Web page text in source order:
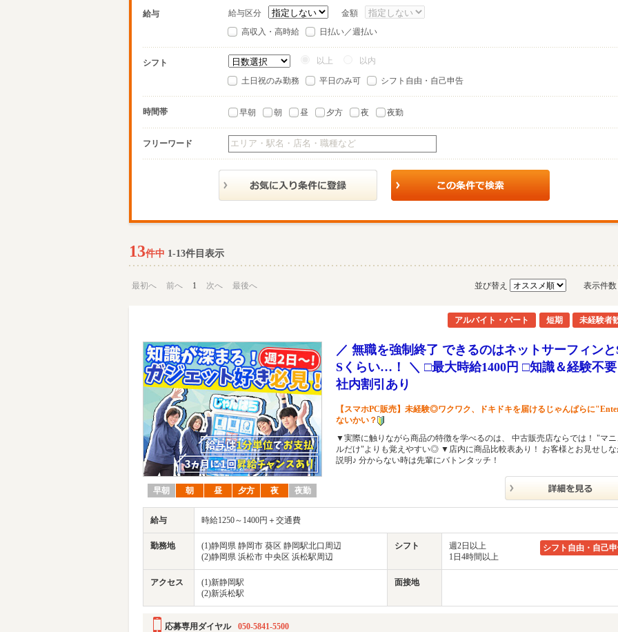
給与 給与区分
金額
高収入・高時給
日払い／週払い
シフト 以上 以内
土日祝のみ勤務 平日のみ可 シフト自由・自己申告
時間帯 早朝 朝 昼 夕方 夜 夜勤
フリーワード
13件中 1-13件目表示
最初へ 前へ 1 次へ 最後へ 並び替え 表示件数
アルバイト・パート 短期 未経験者
早朝 朝 昼 夕方 夜 夜勤
／ 無職を強制終了 できるのはネットサーフィンと
Sくらい…！ ＼ □最大時給1400円 □知識＆経験不
社内割引あり
【スマホPC販売】未経験◎ワクワク、ドキドキを届けるじゃんぱらに
ないかい？
▼実際に触りながら商品の特徴を学べるのは、 中古販売店ならでは！ "マニ
ルだけ"よりも覚えやすい◎ ▼店内に商品比較表あり！ お客様とお見せしな
説明♪ 分からない時は先輩にバトンタッチ！
給与 時給1250～1400円＋交通費
勤務地
(1)静岡県 静岡市 葵区 静岡駅北口周辺
(2)静岡県 浜松市 中央区 浜松駅周辺
シフト
週2日以上
1日4時間以上
シフト自由・自己
アクセス
(1)新静岡駅
(2)新浜松駅
面接地
応募専用ダイヤル 050-5841-5500